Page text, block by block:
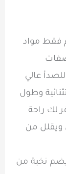
فقط مواد
للصدأ عالي
وطول
لك راحة
ويقلل من
يضم نخبة من